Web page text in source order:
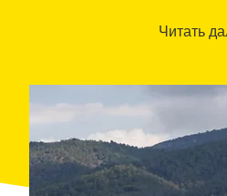
лесные хозяйства были
которые свидетельствуют о
процветающем прошлом
Маршрут проведет вас
пейзажи с подъемами и
сумме составят разницу в
Несмотря на то, что это
Читать